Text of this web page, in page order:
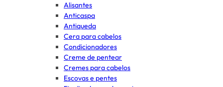
Alisantes
Anticaspa
Antiqueda
Cera para cabelos
Condicionadores
Creme de pentear
Cremes para cabelos
Escovas e pentes